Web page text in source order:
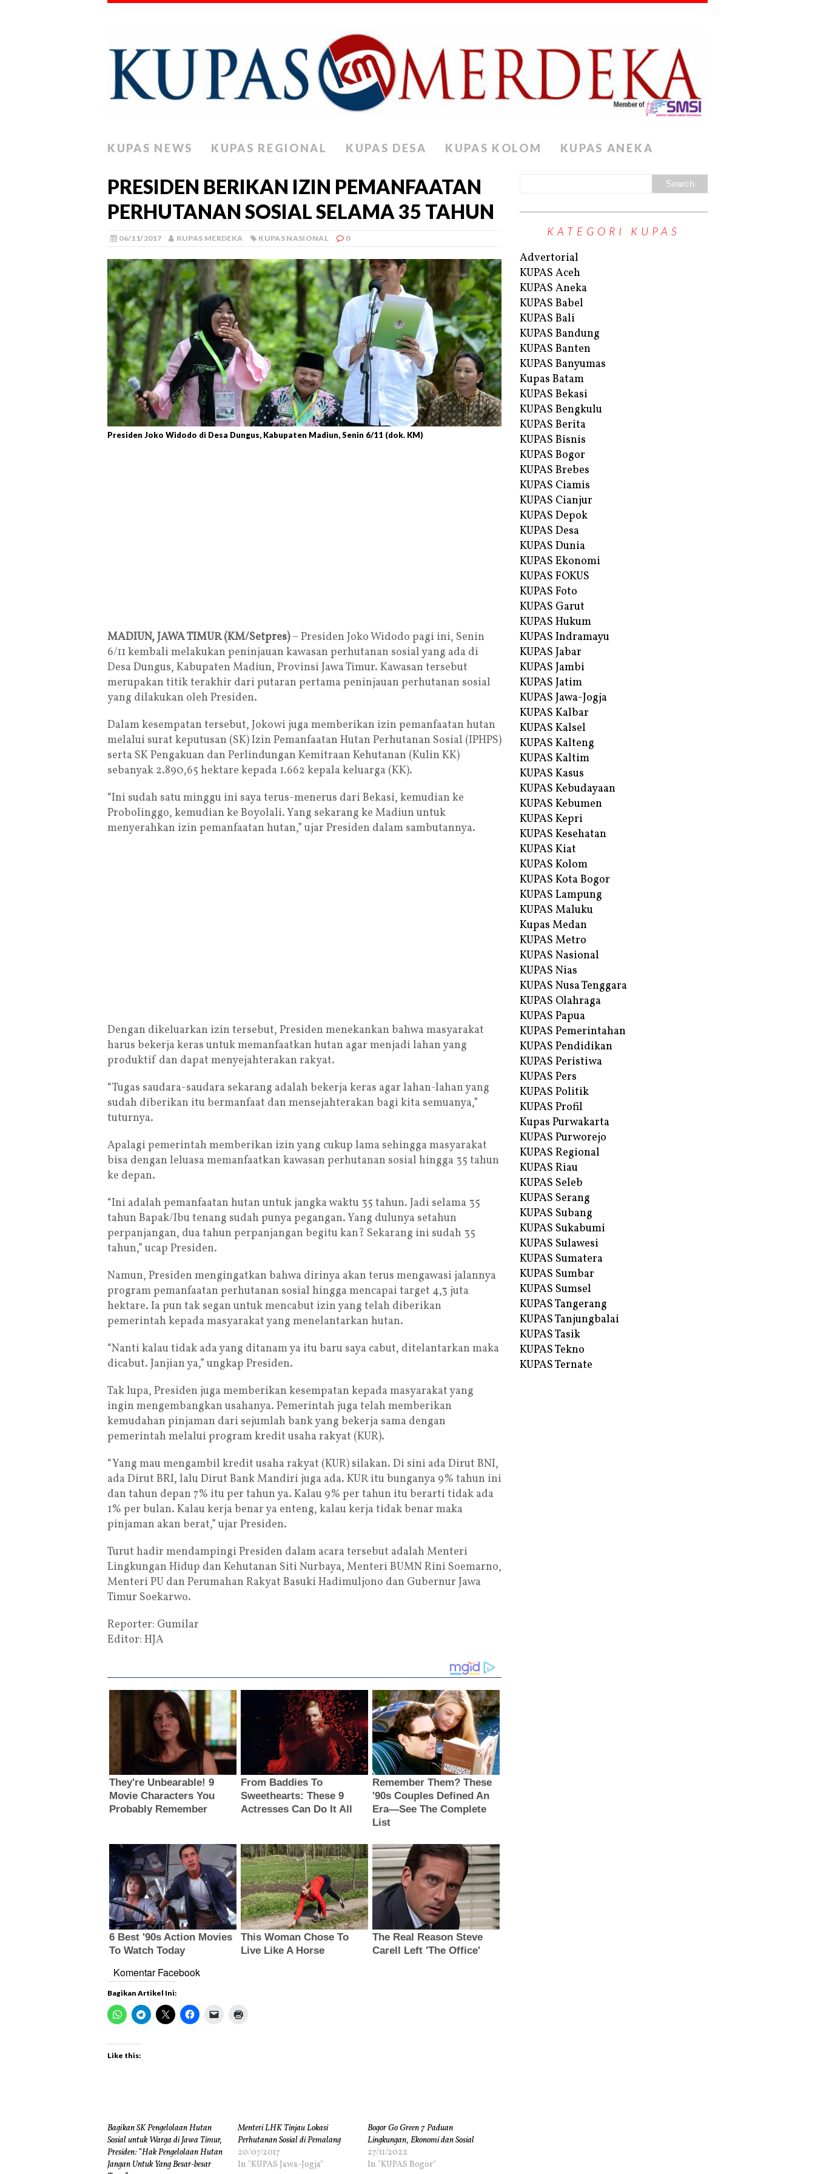
KUPAS NEWS KUPAS REGIONAL KUPAS DESA KUPAS KOLOM KUPAS ANEKA
PRESIDEN BERIKAN IZIN PEMANFAATAN
PERHUTANAN SOSIAL SELAMA 35 TAHUN
06/11/2017 KUPAS MERDEKA KUPAS NASIONAL 0
Presiden Joko Widodo di Desa Dungus, Kabupaten Madiun, Senin 6/11 (dok. KM)
MADIUN, JAWA TIMUR (KM/Setpres)– Presiden Joko Widodo pagi ini, Senin
6/11 kembali melakukan peninjauan kawasan perhutanan sosial yang ada di
Desa Dungus, Kabupaten Madiun, Provinsi Jawa Timur. Kawasan tersebut
merupakan titik terakhir dari putaran pertama peninjauan perhutanan sosial
yang dilakukan oleh Presiden.
Dalam kesempatan tersebut, Jokowi juga memberikan izin pemanfaatan hutan
melalui surat keputusan (SK) Izin Pemanfaatan Hutan Perhutanan Sosial (IPHPS)
serta SK Pengakuan dan Perlindungan Kemitraan Kehutanan (Kulin KK)
sebanyak 2.890,65 hektare kepada 1.662 kepala keluarga (KK).
“Ini sudah satu minggu ini saya terus-menerus dari Bekasi, kemudian ke
Probolinggo, kemudian ke Boyolali. Yang sekarang ke Madiun untuk
menyerahkan izin pemanfaatan hutan,” ujar Presiden dalam sambutannya.
Dengan dikeluarkan izin tersebut, Presiden menekankan bahwa masyarakat
harus bekerja keras untuk memanfaatkan hutan agar menjadi lahan yang
produktif dan dapat menyejahterakan rakyat.
“Tugas saudara-saudara sekarang adalah bekerja keras agar lahan-lahan yang
sudah diberikan itu bermanfaat dan mensejahterakan bagi kita semuanya,”
tuturnya.
Apalagi pemerintah memberikan izin yang cukup lama sehingga masyarakat
bisa dengan leluasa memanfaatkan kawasan perhutanan sosial hingga 35 tahun
ke depan.
“Ini adalah pemanfaatan hutan untuk jangka waktu 35 tahun. Jadi selama 35
tahun Bapak/Ibu tenang sudah punya pegangan. Yang dulunya setahun
perpanjangan, dua tahun perpanjangan begitu kan? Sekarang ini sudah 35
tahun,” ucap Presiden.
Namun, Presiden mengingatkan bahwa dirinya akan terus mengawasi jalannya
program pemanfaatan perhutanan sosial hingga mencapai target 4,3 juta
hektare. Ia pun tak segan untuk mencabut izin yang telah diberikan
pemerintah kepada masyarakat yang menelantarkan hutan.
“Nanti kalau tidak ada yang ditanam ya itu baru saya cabut, ditelantarkan maka
dicabut. Janjian ya,” ungkap Presiden.
Tak lupa, Presiden juga memberikan kesempatan kepada masyarakat yang
ingin mengembangkan usahanya. Pemerintah juga telah memberikan
kemudahan pinjaman dari sejumlah bank yang bekerja sama dengan
pemerintah melalui program kredit usaha rakyat (KUR).
“Yang mau mengambil kredit usaha rakyat (KUR) silakan. Di sini ada Dirut BNI,
ada Dirut BRI, lalu Dirut Bank Mandiri juga ada. KUR itu bunganya 9% tahun ini
dan tahun depan 7% itu per tahun ya. Kalau 9% per tahun itu berarti tidak ada
1% per bulan. Kalau kerja benar ya enteng, kalau kerja tidak benar maka
pinjaman akan berat,” ujar Presiden.
Turut hadir mendampingi Presiden dalam acara tersebut adalah Menteri
Lingkungan Hidup dan Kehutanan Siti Nurbaya, Menteri BUMN Rini Soemarno,
Menteri PU dan Perumahan Rakyat Basuki Hadimuljono dan Gubernur Jawa
Timur Soekarwo.
Reporter: Gumilar
Editor: HJA
Komentar Facebook
Bagikan Artikel Ini:
Like this:
Bagikan SK Pengelolaan Hutan
Sosial untuk Warga di Jawa Timur,
Presiden: “Hak Pengelolaan Hutan
Jangan Untuk Yang Besar-besar
Menteri LHK Tinjau Lokasi
Perhutanan Sosial di Pemalang
20/07/2017
In "KUPAS Jawa-Jogja"
Bogor Go Green 7 Paduan
Lingkungan, Ekonomi dan Sosial
27/11/2022
In "KUPAS Bogor"
KATEGORI KUPAS
Advertorial
KUPAS Aceh
KUPAS Aneka
KUPAS Babel
KUPAS Bali
KUPAS Bandung
KUPAS Banten
KUPAS Banyumas
Kupas Batam
KUPAS Bekasi
KUPAS Bengkulu
KUPAS Berita
KUPAS Bisnis
KUPAS Bogor
KUPAS Brebes
KUPAS Ciamis
KUPAS Cianjur
KUPAS Depok
KUPAS Desa
KUPAS Dunia
KUPAS Ekonomi
KUPAS FOKUS
KUPAS Foto
KUPAS Garut
KUPAS Hukum
KUPAS Indramayu
KUPAS Jabar
KUPAS Jambi
KUPAS Jatim
KUPAS Jawa-Jogja
KUPAS Kalbar
KUPAS Kalsel
KUPAS Kalteng
KUPAS Kaltim
KUPAS Kasus
KUPAS Kebudayaan
KUPAS Kebumen
KUPAS Kepri
KUPAS Kesehatan
KUPAS Kiat
KUPAS Kolom
KUPAS Kota Bogor
KUPAS Lampung
KUPAS Maluku
Kupas Medan
KUPAS Metro
KUPAS Nasional
KUPAS Nias
KUPAS Nusa Tenggara
KUPAS Olahraga
KUPAS Papua
KUPAS Pemerintahan
KUPAS Pendidikan
KUPAS Peristiwa
KUPAS Pers
KUPAS Politik
KUPAS Profil
Kupas Purwakarta
KUPAS Purworejo
KUPAS Regional
KUPAS Riau
KUPAS Seleb
KUPAS Serang
KUPAS Subang
KUPAS Sukabumi
KUPAS Sulawesi
KUPAS Sumatera
KUPAS Sumbar
KUPAS Sumsel
KUPAS Tangerang
KUPAS Tanjungbalai
KUPAS Tasik
KUPAS Tekno
KUPAS Ternate